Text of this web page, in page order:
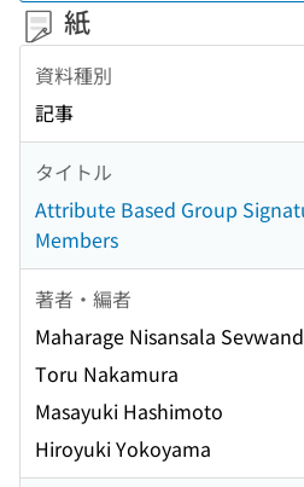
紙
資料種別
記事
タイトル
Attribute Based Group
Members
著者・編者
Maharage Nisansala
Toru Nakamura
Masayuki Hashimoto
Hiroyuki Yokoyama